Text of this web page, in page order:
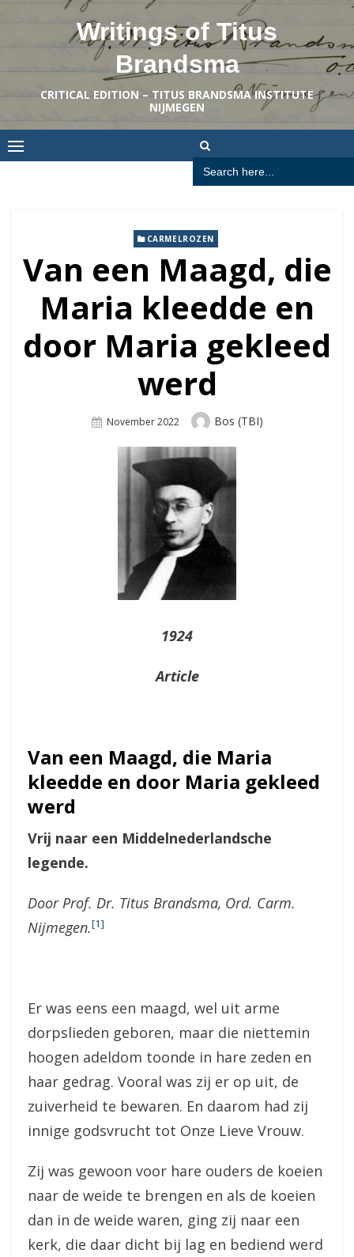
Writings of Titus
Brandsma
CRITICAL EDITION – TITUS BRANDSMA INSTITUTE
NIJMEGEN
Search
for:
CARMELROZEN
Van een Maagd, die
Maria kleedde en
door Maria gekleed
werd
Posted
November 2022 Author
Bos (TBI)
1924
Article
Van een Maagd, die Maria
kleedde en door Maria gekleed
werd
Vrij naar een Middelnederlandsche
legende.
Door Prof. Dr. Titus Brandsma, Ord. Carm.
Nijmegen.[1]
Er was eens een maagd, wel uit arme
dorpslieden geboren, maar die niettemin
hoogen adeldom toonde in hare zeden en
haar gedrag. Vooral was zij er op uit, de
zuiverheid te bewaren. En daarom had zij
innige godsvrucht tot Onze Lieve Vrouw.
Zij was gewoon voor hare ouders de koeien
naar de weide te brengen en als de koeien
dan in de weide waren, ging zij naar een
kerk, die daar dicht bij lag en bediend werd